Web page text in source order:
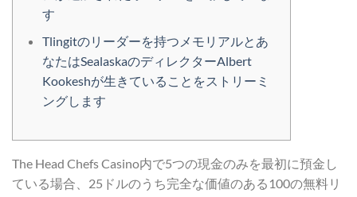
す
Tlingitのリーダーを持つメモリアルとあ
なたはSealaskaのディレクターAlbert
Kookeshが生きていることをストリーミ
ングします
The Head Chefs Casino内で5つの現金のみを最初に預金し
ている場合、25ドルのうち完全な価値のある100の無料リ